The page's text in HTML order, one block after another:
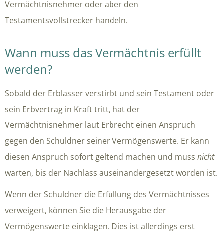
Vermächtnisnehmer oder aber den
Testamentsvollstrecker handeln.
Wann muss das Vermächtnis erfüllt
werden?
Sobald der Erblasser verstirbt und sein Testament oder
sein Erbvertrag in Kraft tritt, hat der
Vermächtnisnehmer laut Erbrecht einen Anspruch
gegen den Schuldner seiner Vermögenswerte. Er kann
diesen Anspruch sofort geltend machen und muss nicht
warten, bis der Nachlass auseinandergesetzt worden ist.
Wenn der Schuldner die Erfüllung des Vermächtnisses
verweigert, können Sie die Herausgabe der
Vermögenswerte einklagen. Dies ist allerdings erst